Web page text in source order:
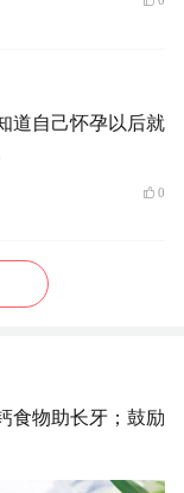
道自己怀孕以后就
0
食物助长牙；鼓励